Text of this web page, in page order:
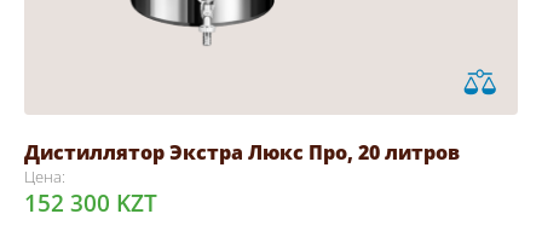
Дистиллятор Экстра Люкс Про, 20 литров
Цена:
152 300 KZT